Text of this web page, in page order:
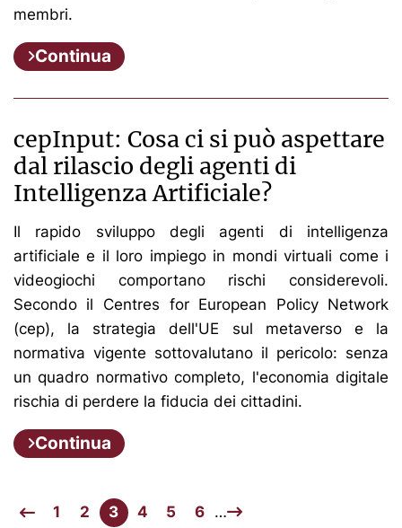
membri.
Continua
cepInput: Cosa ci si può aspettare
dal rilascio degli agenti di
Intelligenza Artificiale?
Il rapido sviluppo degli agenti di intelligenza
artificiale e il loro impiego in mondi virtuali come i
videogiochi comportano rischi considerevoli.
Secondo il Centres for European Policy Network
(cep), la strategia dell'UE sul metaverso e la
normativa vigente sottovalutano il pericolo: senza
un quadro normativo completo, l'economia digitale
rischia di perdere la fiducia dei cittadini.
Continua
1 2 3 4 5 6 …